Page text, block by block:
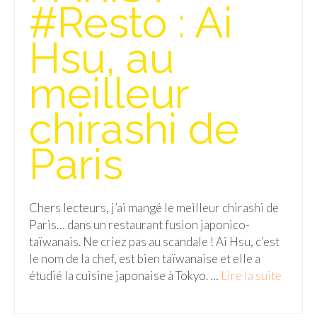
Tokyo
Malaisie
Cameron Highlands
Penang
Singapour
Vietnam
Hanoi
Hué
Mai Chau
#Resto : Ai
Hsu, au
meilleur
chirashi de
Paris
Chers lecteurs, j’ai mangé le meilleur chirashi de
Paris… dans un restaurant fusion japonico-
taïwanais. Ne criez pas au scandale ! Ai Hsu, c’est
le nom de la chef, est bien taïwanaise et elle a
étudié la cuisine japonaise à Tokyo. … Lire la suite­­